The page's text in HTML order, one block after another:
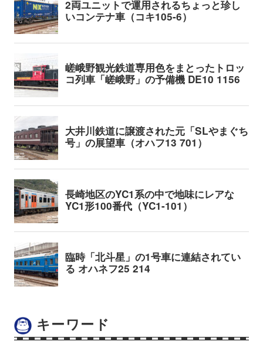
キーワード